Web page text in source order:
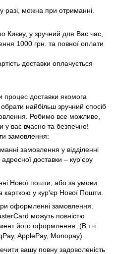
разі, можна при отриманні.
Києву, у зручний для Вас час,
1000 грн. та повної оплати
доставки оплачується
доставки якомога
найбільш зручний спосіб
Робимо все можливе,
у вас вчасно та безпечно!
замовлення:
замовлення у відділенні
доставки – кур'єру
Нової пошти, або за умови
карткою у кур'єр Нової Пошти.
оформленні замовлення.
можуть повністю
його оформлення. (В т.ч
ApplePay, Monopay)
вашу повну задоволеність